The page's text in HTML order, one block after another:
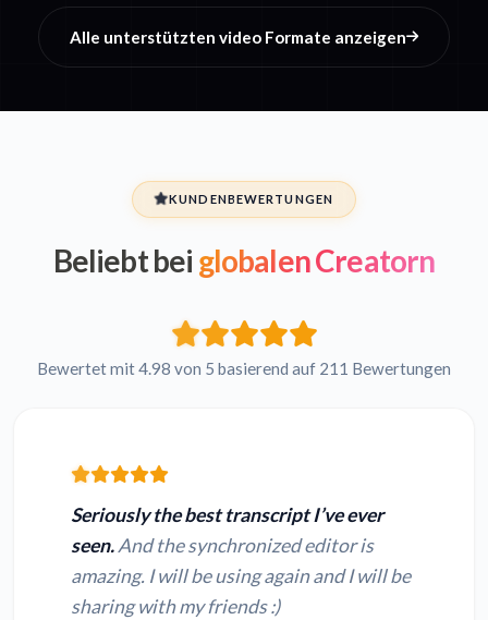
Alle unterstützten video Formate anzeigen
KUNDENBEWERTUNGEN
Beliebt bei globalen Creatorn
Bewertet mit 4.98 von 5 basierend auf 211 Bewertungen
Seriously the best transcript I’ve ever
seen.And the synchronized editor is
amazing. I will be using again and I will be
sharing with my friends :)